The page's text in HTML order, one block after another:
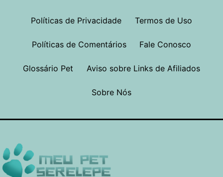
Políticas de Privacidade Termos de Uso
Políticas de Comentários Fale Conosco
Glossário Pet Aviso sobre Links de Afiliados
Sobre Nós